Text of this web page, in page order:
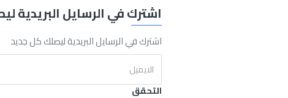
اشترك في الرسايل البريدية
اشترك في الرسايل البريدية ليصلك كل جديد
التحقق
سيكا مانع تسرب زجاجي لاصق اسود 600 مل سيكا